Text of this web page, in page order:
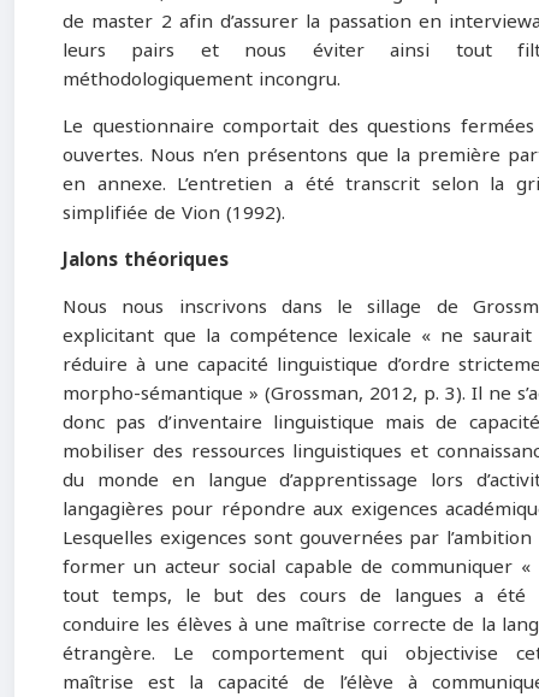
de master 2 afin d’assurer la passation en
leurs pairs et nous éviter ainsi tout
méthodologiquement incongru.
Le questionnaire comportait des questions
ouvertes. Nous n’en présentons que la première
en annexe. L’entretien a été transcrit selon la
simplifiée de Vion (1992).
Jalons théoriques
Nous nous inscrivons dans le sillage de
explicitant que la compétence lexicale « ne saurait
réduire à une capacité linguistique d’ordre
morpho-sémantique » (Grossman, 2012, p. 3). Il ne
donc pas d’inventaire linguistique mais de
mobiliser des ressources linguistiques et
du monde en langue d’apprentissage lors
langagières pour répondre aux exigences
Lesquelles exigences sont gouvernées par
former un acteur social capable de communiquer «
tout temps, le but des cours de langues a été
conduire les élèves à une maîtrise correcte de la
étrangère. Le comportement qui objectivise
maîtrise est la capacité de l’élève à